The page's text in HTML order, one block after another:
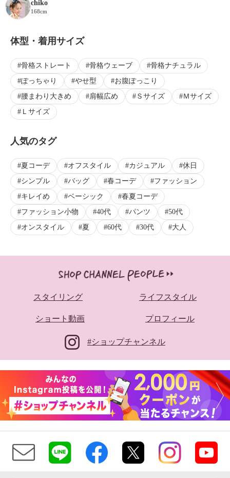
chiko
168cm
体型・着用サイズ
骨格ストレート 骨格ウェーブ
骨格ナチュラル
ぽっちゃり
やせ型
お腹ぽっこり
腰まわり大きめ
肩幅広め Ｓサイズ
Ｍサイズ
Ｌサイズ
人気のタグ
夏コーデ オフスタイル カジュアル
休日
シンプル
バッグ 春コーデ
ファッション
キレイめ
ベーシック
春夏コーデ
ファッション小物
40代 パンツ
50代
オンスタイル
夏 60代 30代 大人
スタイリング ライフスタイル
ショート動画 プロフィール
#ショップチャンネル